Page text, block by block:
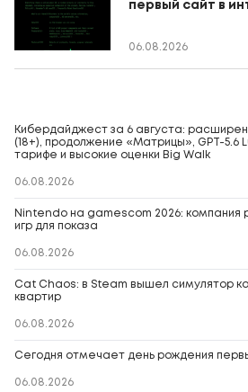
первый сайт в
06.08.2026
Кибердайджест за 6 августа:
(18+), продолжение «Матрицы», GPT-5.6
тарифе и высокие оценки Big Walk
06.08.2026
Nintendo на gamescom 2026: компания
игр для показа
06.08.2026
Cat Chaos: в Steam вышел симулятор
квартир
06.08.2026
Сегодня отмечает день рождения
06.08.2026